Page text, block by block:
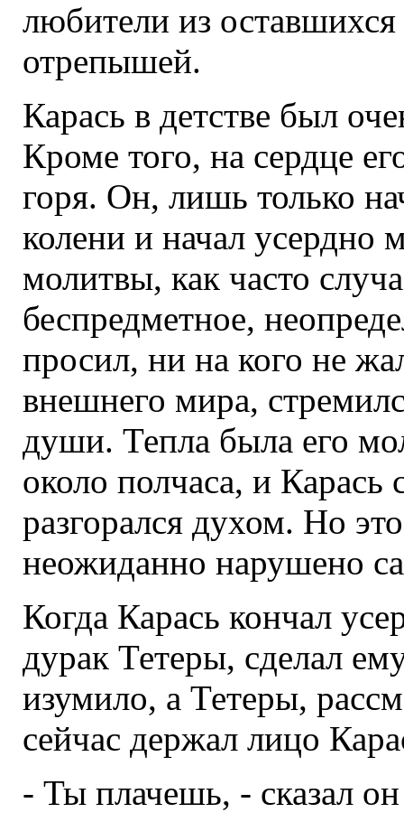
любители из
отрепышей.
Карась в детстве был
Кроме того, на сердце
горя. Он, лишь только
колени и начал усердно
молитвы, как часто
беспредметное,
просил, ни на кого не
внешнего мира,
души. Тепла была его
около полчаса, и
разгорался духом. Но
неожиданно нарушено
Когда Карась кончал
дурак Тетеры, сделал
изумило, а Тетеры,
сейчас держал лицо
- Ты плачешь, - сказал